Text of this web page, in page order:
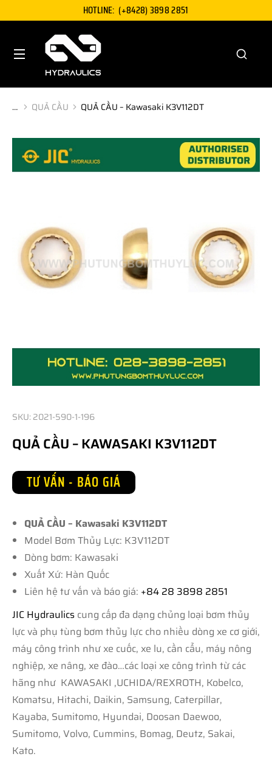
HOTLINE: (+8428) 3898 2851
You are here:
QUẢ CẦU QUẢ CẦU – Kawasaki K3V112DT
SKU: 2021-590-1-196
QUẢ CẦU – KAWASAKI K3V112DT
TƯ VẤN - BÁO GIÁ
QUẢ CẦU – Kawasaki K3V112DT
Model Bơm Thủy Lực: K3V112DT
Dòng bơm: Kawasaki
Xuất Xứ: Hàn Quốc
Liên hệ tư vấn và báo giá: +84 28 3898 2851
JIC Hydraulics cung cấp đa dạng chủng loại bơm thủy
lực và phụ tùng bơm thủy lực cho nhiều dòng xe cơ giới,
máy công trình như xe cuốc, xe lu, cần cẩu, máy nông
nghiệp, xe nâng, xe đào…các loại xe công trình từ các
hãng như KAWASAKI ,UCHIDA/REXROTH, Kobelco,
Komatsu, Hitachi, Daikin, Samsung, Caterpillar,
Kayaba, Sumitomo, Hyundai, Doosan Daewoo,
Sumitomo, Volvo, Cummins, Bomag, Deutz, Sakai,
Kato.